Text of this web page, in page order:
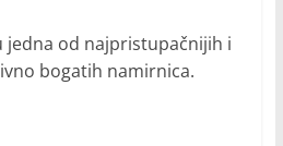
jedna od najpristupačnijih i
bogatih namirnica.